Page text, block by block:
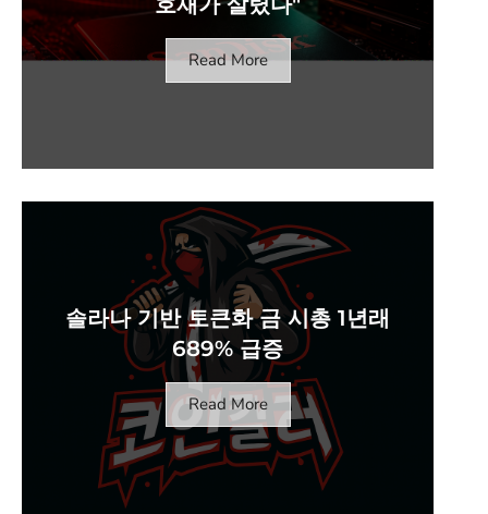
Read More
솔라나 기반 토큰화 금 시총 1년래
689% 급증
Read More